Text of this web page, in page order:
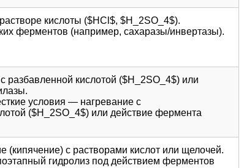
кислоты ($HCl$, $H_2SO_4$).
ферментов (например, сахаразы/инвертазы).
разбавленной кислотой ($H_2SO_4$) или
условия — нагревание с
($H_2SO_4$) или действие фермента
(кипячение) с растворами кислот или щелочей.
гидролиз под действием ферментов